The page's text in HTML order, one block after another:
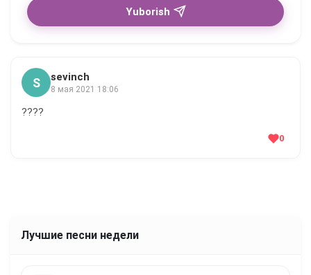
Yuborish
S sevinch
8 мая 2021 18:06
????
0
Лучшие песни недели